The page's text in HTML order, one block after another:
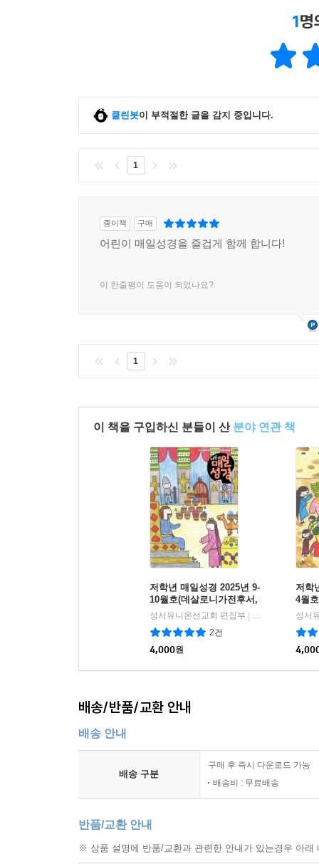
1명
클린봇이 부적절한 글을 감지 중입니다.
1
종이책 구매
어린이 매일성경을 즐겁게 함께 합니다!
이 한줄평이 도움이 되었나요?
1
이 책을 구입하신 분들이 산 분야 연관 책
저학년 매일성경 2025년 9-
10월호(데살로니가전후서,
스바냐, 역대하)
성서유니온선교회 편집부 |
한국성서유니온
2건
4,000원
저학
4월
세기
성서
배송/반품/교환 안내
배송 안내
배송 구분
구매 후 즉시 다운로드 가능
배송비 : 무료배송
반품/교환 안내
※ 상품 설명에 반품/교환과 관련한 안내가 있는경우 아